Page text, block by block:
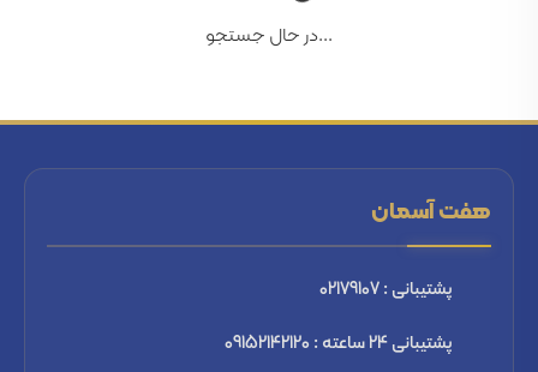
...در حال جستجو
هفت آسمان
پشتیبانی : 02179107
پشتیبانی 24 ساعته : 09152142120